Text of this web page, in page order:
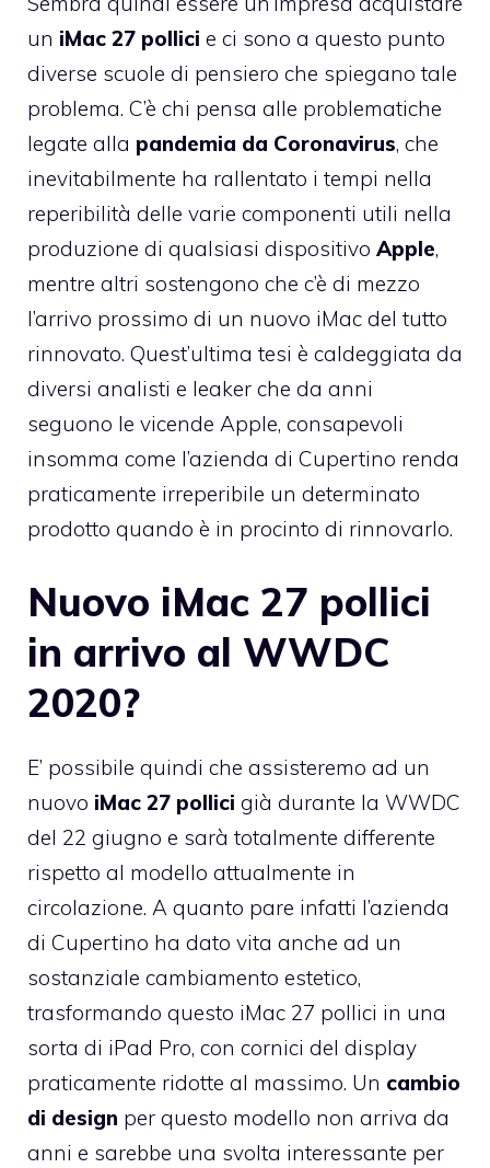
un iMac 27 pollici e ci sono a questo punto
diverse scuole di pensiero che spiegano tale
problema. C’è chi pensa alle problematiche
legate alla pandemia da Coronavirus, che
inevitabilmente ha rallentato i tempi nella
reperibilità delle varie componenti utili nella
produzione di qualsiasi dispositivo Apple,
mentre altri sostengono che c’è di mezzo
l’arrivo prossimo di un nuovo iMac del tutto
rinnovato. Quest’ultima tesi è caldeggiata da
diversi analisti e leaker che da anni
seguono le vicende Apple, consapevoli
insomma come l’azienda di Cupertino renda
praticamente irreperibile un determinato
prodotto quando è in procinto di rinnovarlo.
Nuovo iMac 27 pollici
in arrivo al WWDC
2020?
E’ possibile quindi che assisteremo ad un
nuovo iMac 27 pollici già durante la WWDC
del 22 giugno e sarà totalmente differente
rispetto al modello attualmente in
circolazione. A quanto pare infatti l’azienda
di Cupertino ha dato vita anche ad un
sostanziale cambiamento estetico,
trasformando questo iMac 27 pollici in una
sorta di iPad Pro, con cornici del display
praticamente ridotte al massimo. Un cambio
di design per questo modello non arriva da
anni e sarebbe una svolta interessante per